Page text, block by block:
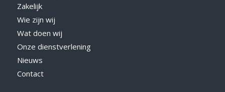
Zakelijk
Wie zijn wij
Wat doen wij
Onze dienstverlening
Nieuws
Contact